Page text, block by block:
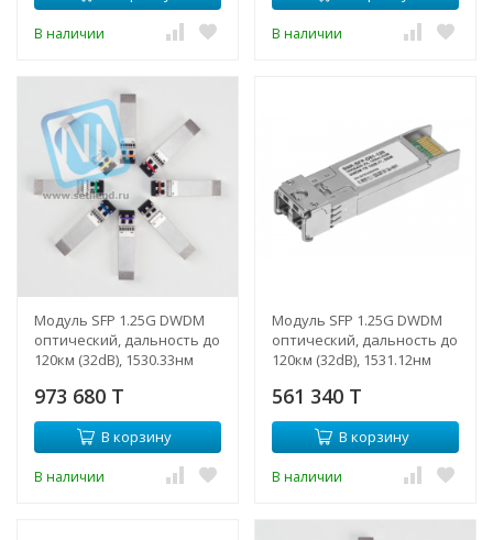
В наличии В наличии
Модуль SFP 1.25G DWDM
оптический, дальность до
120км (32dB), 1530.33нм
973 680 T
В корзину
В наличии
Модуль SFP 1.25G DWDM
оптический, дальность до
120км (32dB), 1531.12нм
561 340 T
В корзину
В наличии